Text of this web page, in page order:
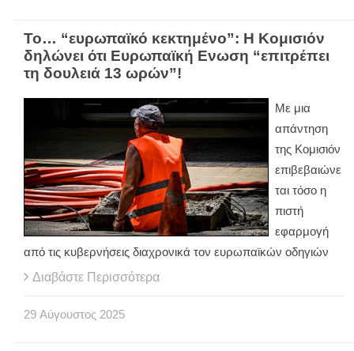
Το… “ευρωπαϊκό κεκτημένο”: Η Κομισιόν
δηλώνει ότι Ευρωπαϊκή Ενωση “επιτρέπει
τη δουλειά 13 ωρών”!
Με μια
απάντηση
της Κομισιόν
επιβεβαιώνε
ται τόσο η
πιστή
εφαρμογή
από τις κυβερνήσεις διαχρονικά τον ευρωπαϊκών οδηγιών
Διαβάστε Περισσότερα
29 Αύγουστος 2025